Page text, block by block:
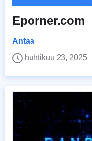
Eporner.com
Antaa
huhtikuu 23, 2025